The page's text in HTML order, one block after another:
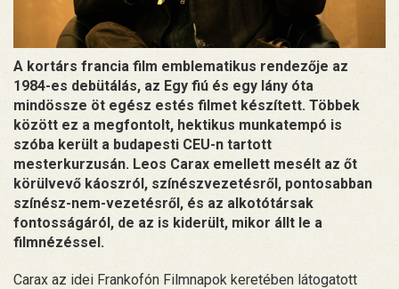
A kortárs francia film emblematikus rendezője az
1984-es debütálás, az Egy fiú és egy lány óta
mindössze öt egész estés filmet készített. Többek
között ez a megfontolt, hektikus munkatempó is
szóba került a budapesti CEU-n tartott
mesterkurzusán. Leos Carax emellett mesélt az őt
körülvevő káoszról, színészvezetésről, pontosabban
színész-nem-vezetésről, és az alkotótársak
fontosságáról, de az is kiderült, mikor állt le a
filmnézéssel.
Carax az idei Frankofón Filmnapok keretében látogatott